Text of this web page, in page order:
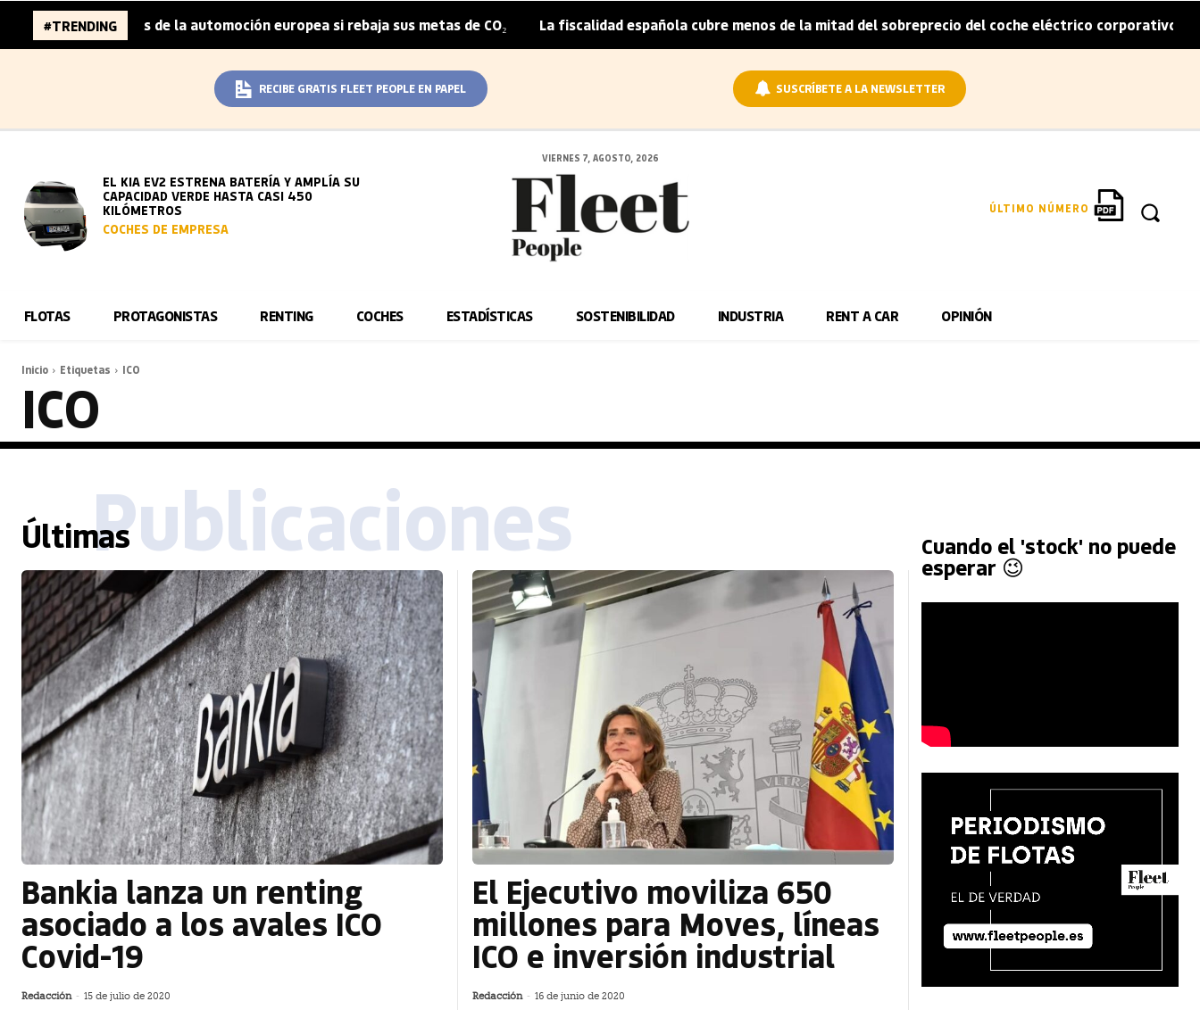
#TRENDING
96.000 millones de la automoción europea si rebaja sus metas de CO₂ | La fiscalidad española cubre menos de la mitad del sobreprecio del coche eléctrico corporativo |
RECIBE GRATIS FLEET PEOPLE EN PAPEL SUSCRÍBETE A LA NEWSLETTER
EL KIA EV2 ESTRENA BATERÍA Y AMPLÍA SU
CAPACIDAD VERDE HASTA CASI 450
KILÓMETROS
COCHES DE EMPRESA
VIERNES 7, AGOSTO, 2026
ÚLTIMO NÚMERO
FLOTAS PROTAGONISTAS RENTING COCHES ESTADÍSTICAS SOSTENIBILIDAD INDUSTRIA RENT A CAR OPINIÓN
Inicio Etiquetas ICO
ICO
ÚltimasPublicaciones
Bankia lanza un renting
asociado a los avales ICO
Covid-19
Redacción - 15 de julio de 2020
El Ejecutivo moviliza 650
millones para Moves, líneas
ICO e inversión industrial
Redacción - 16 de junio de 2020
Cuando el 'stock' no puede
esperar 😉